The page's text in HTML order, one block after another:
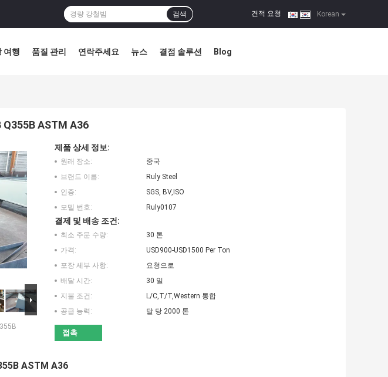
Korean
견적 요청 |
검색
여행 품질 관리 연락주세요 뉴스 결점 솔루션 Blog
Q355B ASTM A36
제품 상세 정보:
원래 장소:
중국
브랜드 이름:
Ruly Steel
인증:
SGS, BV,ISO
모델 번호:
Ruly0107
결제 및 배송 조건:
최소 주문 수량:
30 톤
가격:
USD900-USD1500 Per Ton
포장 세부 사항:
요청으로
배달 시간:
30 일
지불 조건:
L/C,T/T,Western 통합
공급 능력:
달 당 2000 톤
접촉
ASTM A36